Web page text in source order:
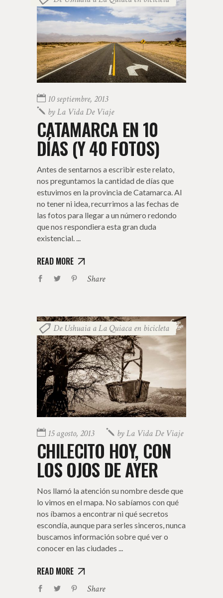
10 septiembre, 2013
byLa Vida De Viaje
CATAMARCA EN 10
DÍAS (Y 40 FOTOS)
Antes de sentarnos a escribir este relato,
nos preguntamos la cantidad de días que
estuvimos en la provincia de Catamarca. Al
no tener ni idea, recurrimos a las fechas de
las fotos para llegar a un número redondo
que nos respondiera esta gran duda
existencial.
READ MORE
Share
De Ushuaia a La Quiaca en bicicleta
15 agosto, 2013 byLa Vida De Viaje
CHILECITO HOY, CON
LOS OJOS DE AYER
Nos llamó la atención su nombre desde que
lo vimos en el mapa. No sabíamos con qué
nos íbamos a encontrar ni qué secretos
escondía, aunque para serles sinceros, nunca
buscamos información sobre qué ver o
conocer en las ciudades
READ MORE
Share